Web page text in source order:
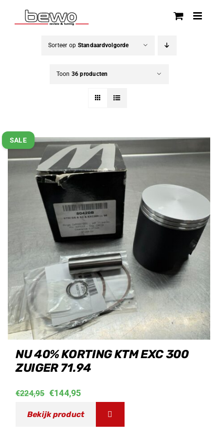
naar
Sorteer op Standaardvolgorde
Toon 36 producten
SALE
NU 40% KORTING KTM EXC 300
ZUIGER 71.94
€224,95 Oorspronkelijke
prijs
€144,95Huidige
prijs
Bekijk product